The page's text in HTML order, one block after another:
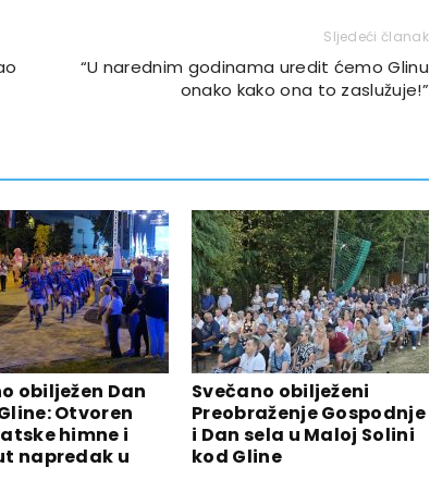
Sljedeći članak
“U narednim godinama uredit ćemo Glinu
onako kako ona to zaslužuje!”
obilježen Dan
Otvoren
himne i
napredak u
Svečano obilježeni
Preobraženje Gospodnje
i Dan sela u Maloj Solini
kod Gline